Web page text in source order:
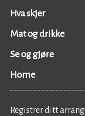
Hva skjer
Mat og drikke
Se og gjøre
Home
Registrer ditt